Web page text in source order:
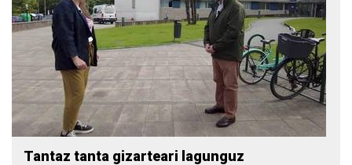
Tantaz tanta gizarteari lagunguz